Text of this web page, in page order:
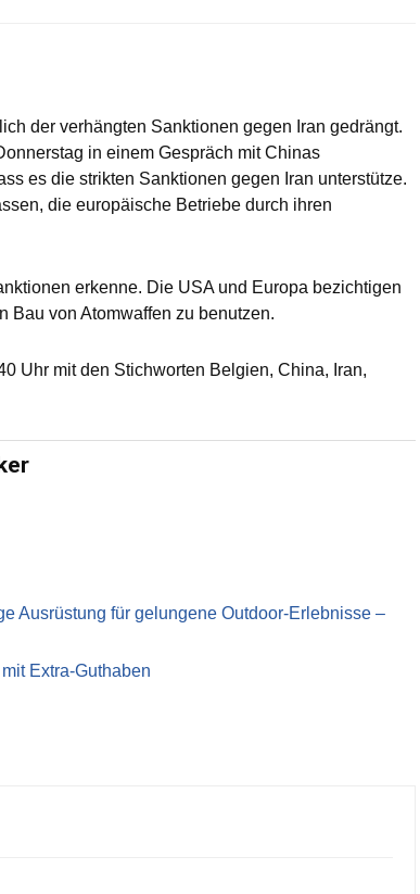
der verhängten Sanktionen gegen Iran gedrängt.
in einem Gespräch mit Chinas
es die strikten Sanktionen gegen Iran unterstütze.
die europäische Betriebe durch ihren
erkenne. Die USA und Europa bezichtigen
Bau von Atomwaffen zu benutzen.
Uhr mit den Stichworten Belgien, China, Iran,
Ausrüstung für gelungene Outdoor-Erlebnisse –
Extra-Guthaben